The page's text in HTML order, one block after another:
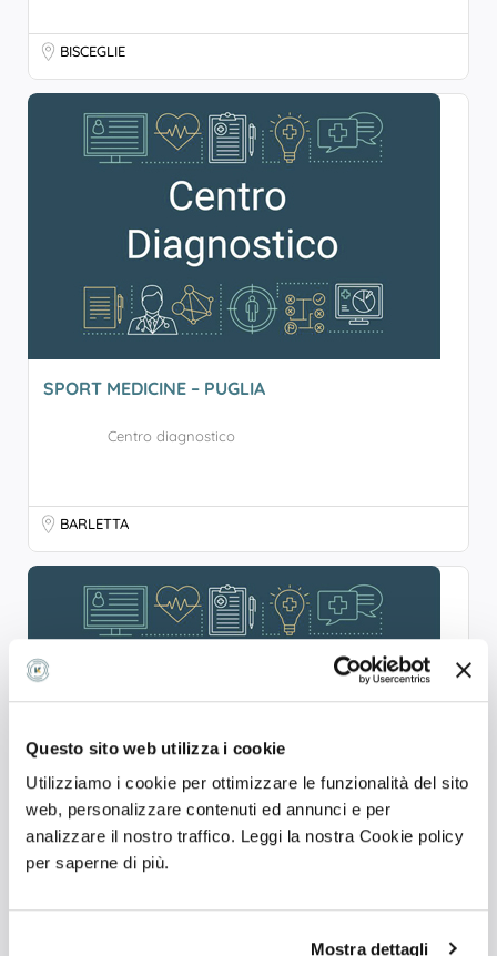
Questo sito web utilizza i cookie
Utilizziamo i cookie per ottimizzare le funzionalità del sito
web, personalizzare contenuti ed annunci e per
analizzare il nostro traffico. Leggi la nostra Cookie policy
per saperne di più.
Mostra dettagli
BISCEGLIE
SPORT MEDICINE – PUGLIA
Centro diagnostico
BARLETTA
STUDIO ASSOCIATO DI RADIOLOGIA DOTTORI